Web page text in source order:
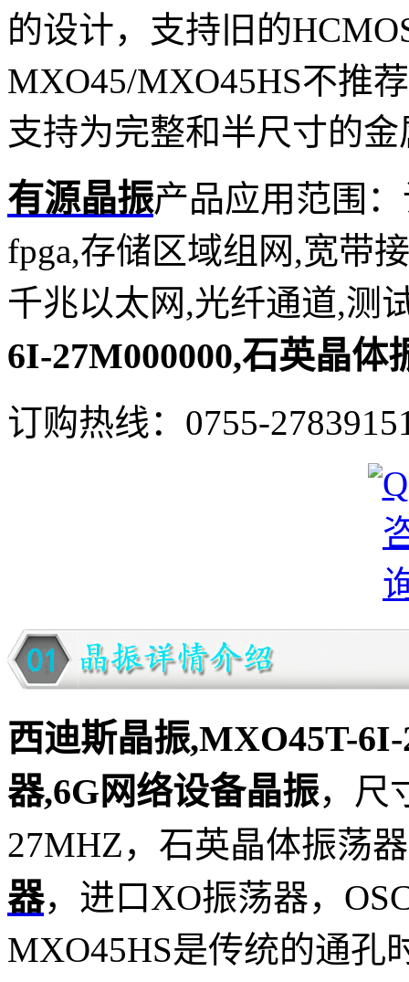
的设计，支持旧的
MXO45/MXO45HS不推
支持为完整和半尺寸的
有源晶振产品应用范围
fpga,存储区域组网,宽带
千兆以太网,光纤通道,测
6I-27M000000,石英晶体
订购热线： 0755-
西迪斯晶振,MXO45T-
器,6G网络设备晶振，尺
27MHZ，石英晶体振荡
器，进口XO振荡器，
MXO45HS是传统的通孔